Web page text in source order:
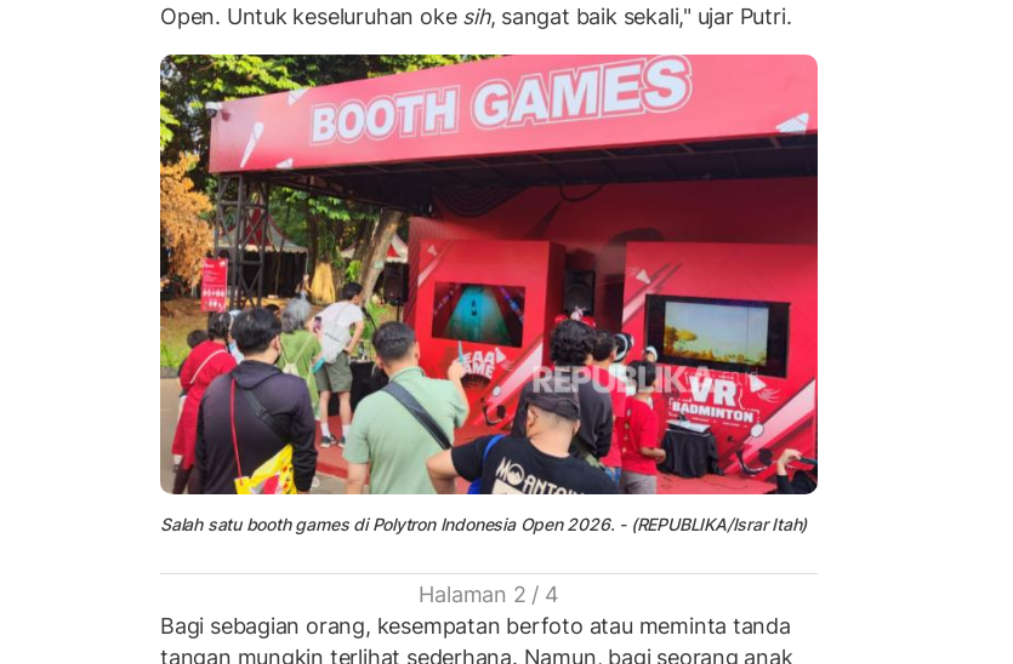
Open. Untuk keseluruhan oke sih, sangat baik sekali," ujar Putri.
Salah satu booth games di Polytron Indonesia Open 2026. - (REPUBLIKA/Israr Itah)
Halaman 2 / 4
Bagi sebagian orang, kesempatan berfoto atau meminta tanda
tangan mungkin terlihat sederhana. Namun, bagi seorang anak